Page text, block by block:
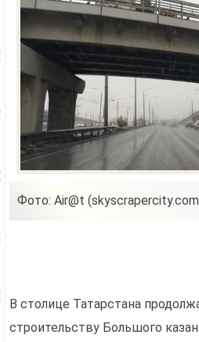
Фото: Air@t
В столице Татарстана
строительству Большого